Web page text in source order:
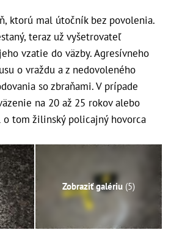
ktorú mal útočník bez povolenia.
teraz už vyšetrovateľ
vzatie do väzby. Agresívneho
o vraždu a z nedovoleného
so zbraňami. V prípade
na 20 až 25 rokov alebo
tom žilinský policajný hovorca
Zobraziť galériu (5)